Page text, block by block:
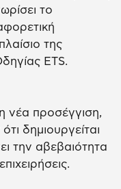
το
της
ETS.
νέα προσέγγιση,
δημιουργείται
την αβεβαιότητα